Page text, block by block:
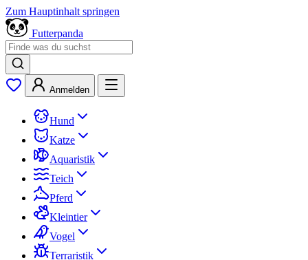
Zum Hauptinhalt springen
Futterpanda
Anmelden
Hund
Katze
Aquaristik
Teich
Pferd
Kleintier
Vogel
Terraristik